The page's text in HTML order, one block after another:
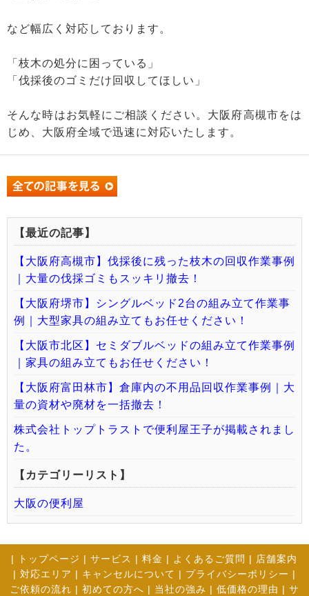
など幅広く対応しております。
「枝木の処分に困っている」
「伐採後のゴミだけ回収してほしい」
そんな時はお気軽にご相談ください。大阪府高槻市をは
じめ、大阪府全域で迅速に対応いたします。
【最近の記事】
【大阪府高槻市】伐採後に残った枝木の回収作業事例
｜大量の伐採ゴミもスッキリ撤去！
【大阪府堺市】シングルベッド2台の組み立て作業事
例｜大型家具の組み立てもお任せください！
【大阪市北区】セミダブルベッドの組み立て作業事例
｜家具の組み立てもお任せください！
【大阪府富田林市】倉庫内の不用品回収作業事例｜大
量の資材や廃材を一括撤去！
株式会社トップトラストで便利屋王子が掲載されまし
た。
【カテゴリーリスト】
大阪の便利屋
| トップページ | サービス | 料金 | よくあるご質問 | 店舗案内
| 対応エリア | キャンセルについて | プライバシーポリシー |
ご依頼の流れ | 初めての方へ | 当社の強み | 低価格の理由 | サ